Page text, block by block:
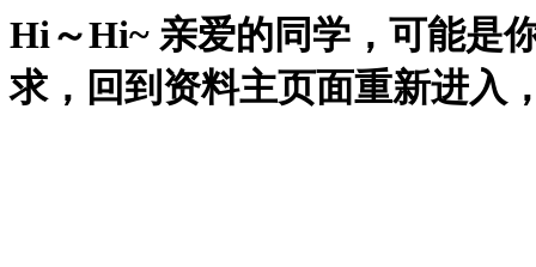
Hi～Hi~ 亲爱的同学，可能是
求，回到资料主页面重新进入